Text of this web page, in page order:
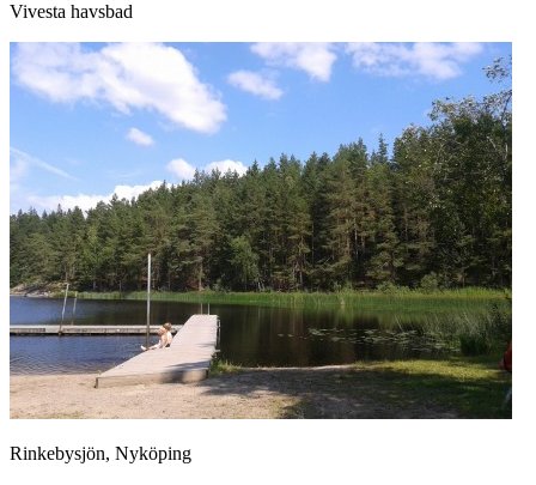
Vivesta havsbad
Rinkebysjön, Nyköping